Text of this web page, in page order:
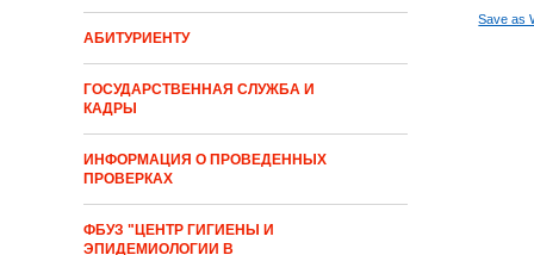
АБИТУРИЕНТУ
ГОСУДАРСТВЕННАЯ СЛУЖБА И
КАДРЫ
ИНФОРМАЦИЯ О ПРОВЕДЕННЫХ
ПРОВЕРКАХ
ФБУЗ "ЦЕНТР ГИГИЕНЫ И
ЭПИДЕМИОЛОГИИ В
Save as